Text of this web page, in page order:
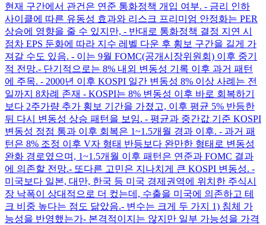
현재 구간에서 관건은 연준 통화정책 개입 여부. - 금리 인하
사이클에 따른 유동성 효과와 리스크 프리미엄 안정화는 PER
상승에 영향을 줄 수 있지만, - 반대로 통화정책 결정 지연 시
점차 EPS 둔화에 따라 지수 레벨 다운 후 횡보 구간을 길게 가
져갈 수도 있음. - 이는 9월 FOMC(공개시장위원회) 이후 중기
적 전망. ​ - 단기적으로는 8% 내외 변동성 기록 이후 과거 패턴
에 주목. - 2000년 이후 KOSPI 일간 변동성 8% 이상 사례는 전
일까지 8차례 존재 - KOSPI는 8% 변동성 이후 바로 회복하기
보다 2주가량 추가 횡보 기간을 가졌고, 이후 평균 5% 반등한
뒤 다시 변동성 상승 패턴을 보임. - 평균과 중간값 기준 KOSPI
변동성 정점 통과 이후 회복은 1~1.5개월 경과 이후. - 과거 패
턴은 8% 조정 이후 V자 형태 반등보다 완만한 형태로 변동성
완화 경로였으며, 1~1.5개월 이후 패턴은 연준과 FOMC 결과
에 의존할 전망. ​ - 또다른 고민은 지나치게 큰 KOSPI 변동성. -
미국보다 일본, 대만, 한국 등 미국 경제권역에 위치한 주식시
장 낙폭이 상대적으로 더 컸는데, 수출을 미국에 의존하고 테
크 비중 높다는 점도 닮았음. ​ - 변수는 크게 두 가지 1) 침체 가
능성을 반영했는가​ - 본격적이지는 않지만 일부 가능성을 가격